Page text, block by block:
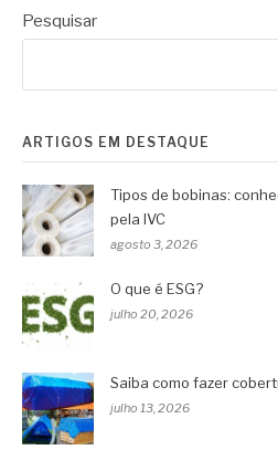
Pesquisar
ARTIGOS EM DESTAQUE
Tipos de bobinas:
pela IVC
agosto 3, 2026
O que é ESG?
julho 20, 2026
Saiba como fazer
julho 13, 2026